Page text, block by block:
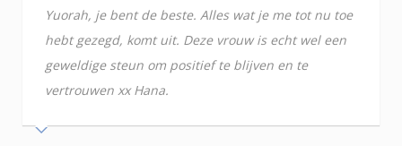
Yuorah, je bent de beste. Alles wat je me tot nu toe
hebt gezegd, komt uit. Deze vrouw is echt wel een
geweldige steun om positief te blijven en te
vertrouwen xx Hana.